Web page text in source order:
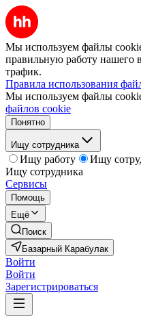
Мы используем файлы
правильную работу нашего
трафик.
Правила использования
Мы используем файлы
файлов cookie
Понятно
Ищу сотрудника
Ищу работу
Ищу
Ищу сотрудника
Сервисы
Помощь
Ещё
Поиск
Базарный Карабулак
Войти
Войти
Зарегистрироваться